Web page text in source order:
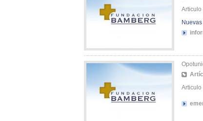
Articulo
Articulo